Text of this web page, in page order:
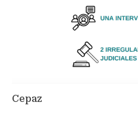
Cepaz